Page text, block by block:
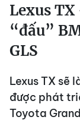
Lexus
“đấu”
GLS
Lexus TX sẽ
được phát
Toyota